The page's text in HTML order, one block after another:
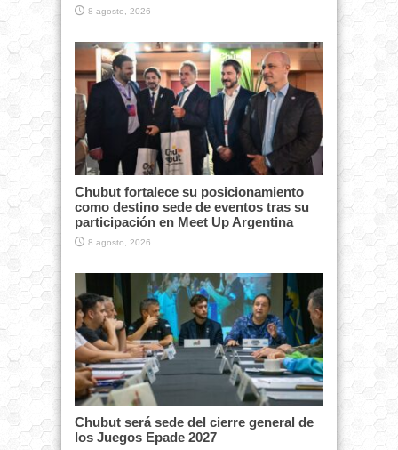
8 agosto, 2026
Chubut fortalece su posicionamiento
como destino sede de eventos tras su
participación en Meet Up Argentina
8 agosto, 2026
Chubut será sede del cierre general de
los Juegos Epade 2027